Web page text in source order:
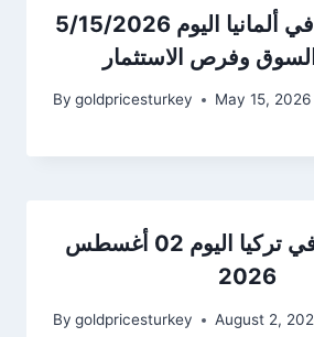
أسعار الذهب في ألمانيا اليوم 5/15/2026
وفرص الاستثمار
By goldpricesturkey May 15, 2026
سعر الذهب في تركيا اليوم 02 أغسطس
2026
By goldpricesturkey August 2,